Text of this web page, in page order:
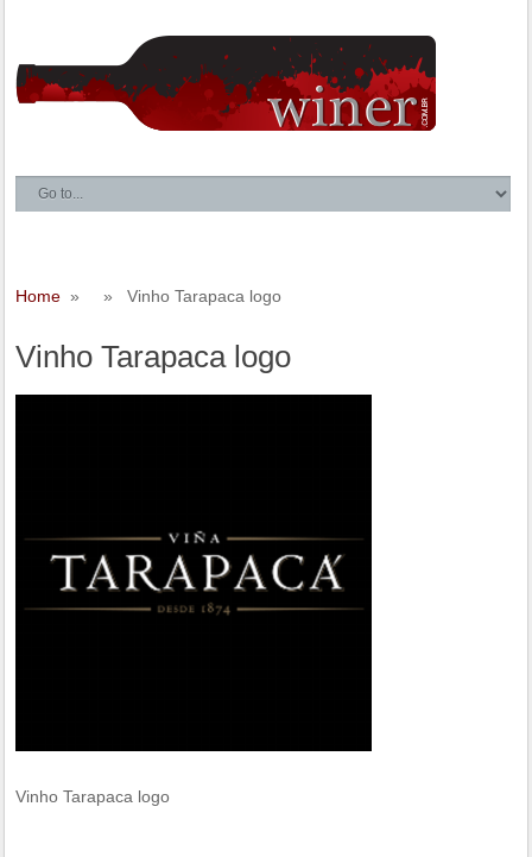
Home » » Vinho Tarapaca logo
Vinho Tarapaca logo
Vinho Tarapaca logo